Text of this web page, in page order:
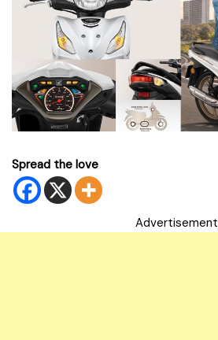
Spread the love
Advertisement